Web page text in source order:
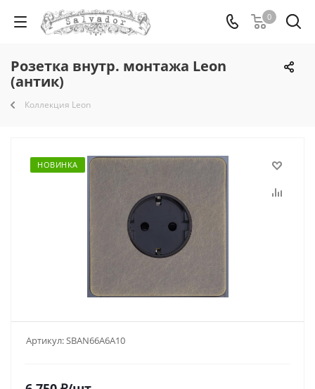
0
Розетка внутр. монтажа Leon
(антик)
Коллекция Leon
НОВИНКА
Артикул:SBAN66A6A10